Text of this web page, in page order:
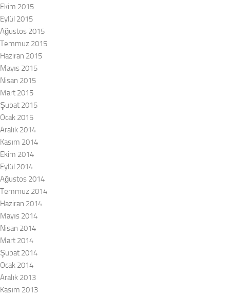
Ekim 2015
Eylül 2015
Ağustos 2015
Temmuz 2015
Haziran 2015
Mayıs 2015
Nisan 2015
Mart 2015
Şubat 2015
Ocak 2015
Aralık 2014
Kasım 2014
Ekim 2014
Eylül 2014
Ağustos 2014
Temmuz 2014
Haziran 2014
Mayıs 2014
Nisan 2014
Mart 2014
Şubat 2014
Ocak 2014
Aralık 2013
Kasım 2013